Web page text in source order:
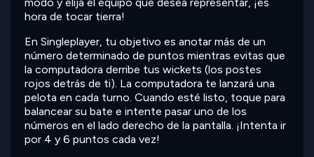
modo y elija el equipo que desea representar, ¡es
hora de tocar tierra!
En Singleplayer, tu objetivo es anotar más de un
número determinado de puntos mientras evitas que
la computadora derribe tus wickets (los postes
rojos detrás de ti). La computadora te lanzará una
pelota en cada turno. Cuando esté listo, toque para
balancear su bate e intente pasar uno de los
números en el lado derecho de la pantalla. ¡Intenta ir
por 4 y 6 puntos cada vez!